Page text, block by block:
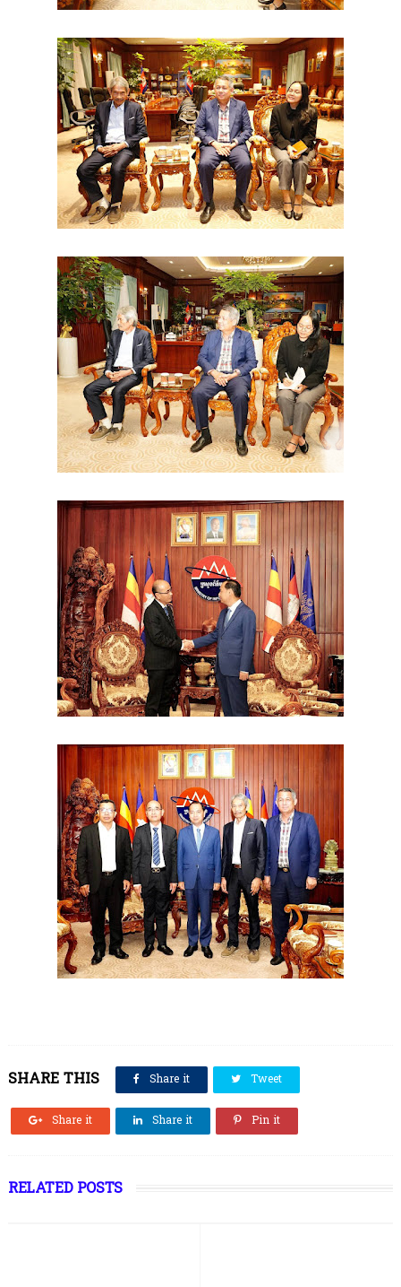
SHARE THIS Share it Tweet
Share it Share it Pin it
RELATED POSTS